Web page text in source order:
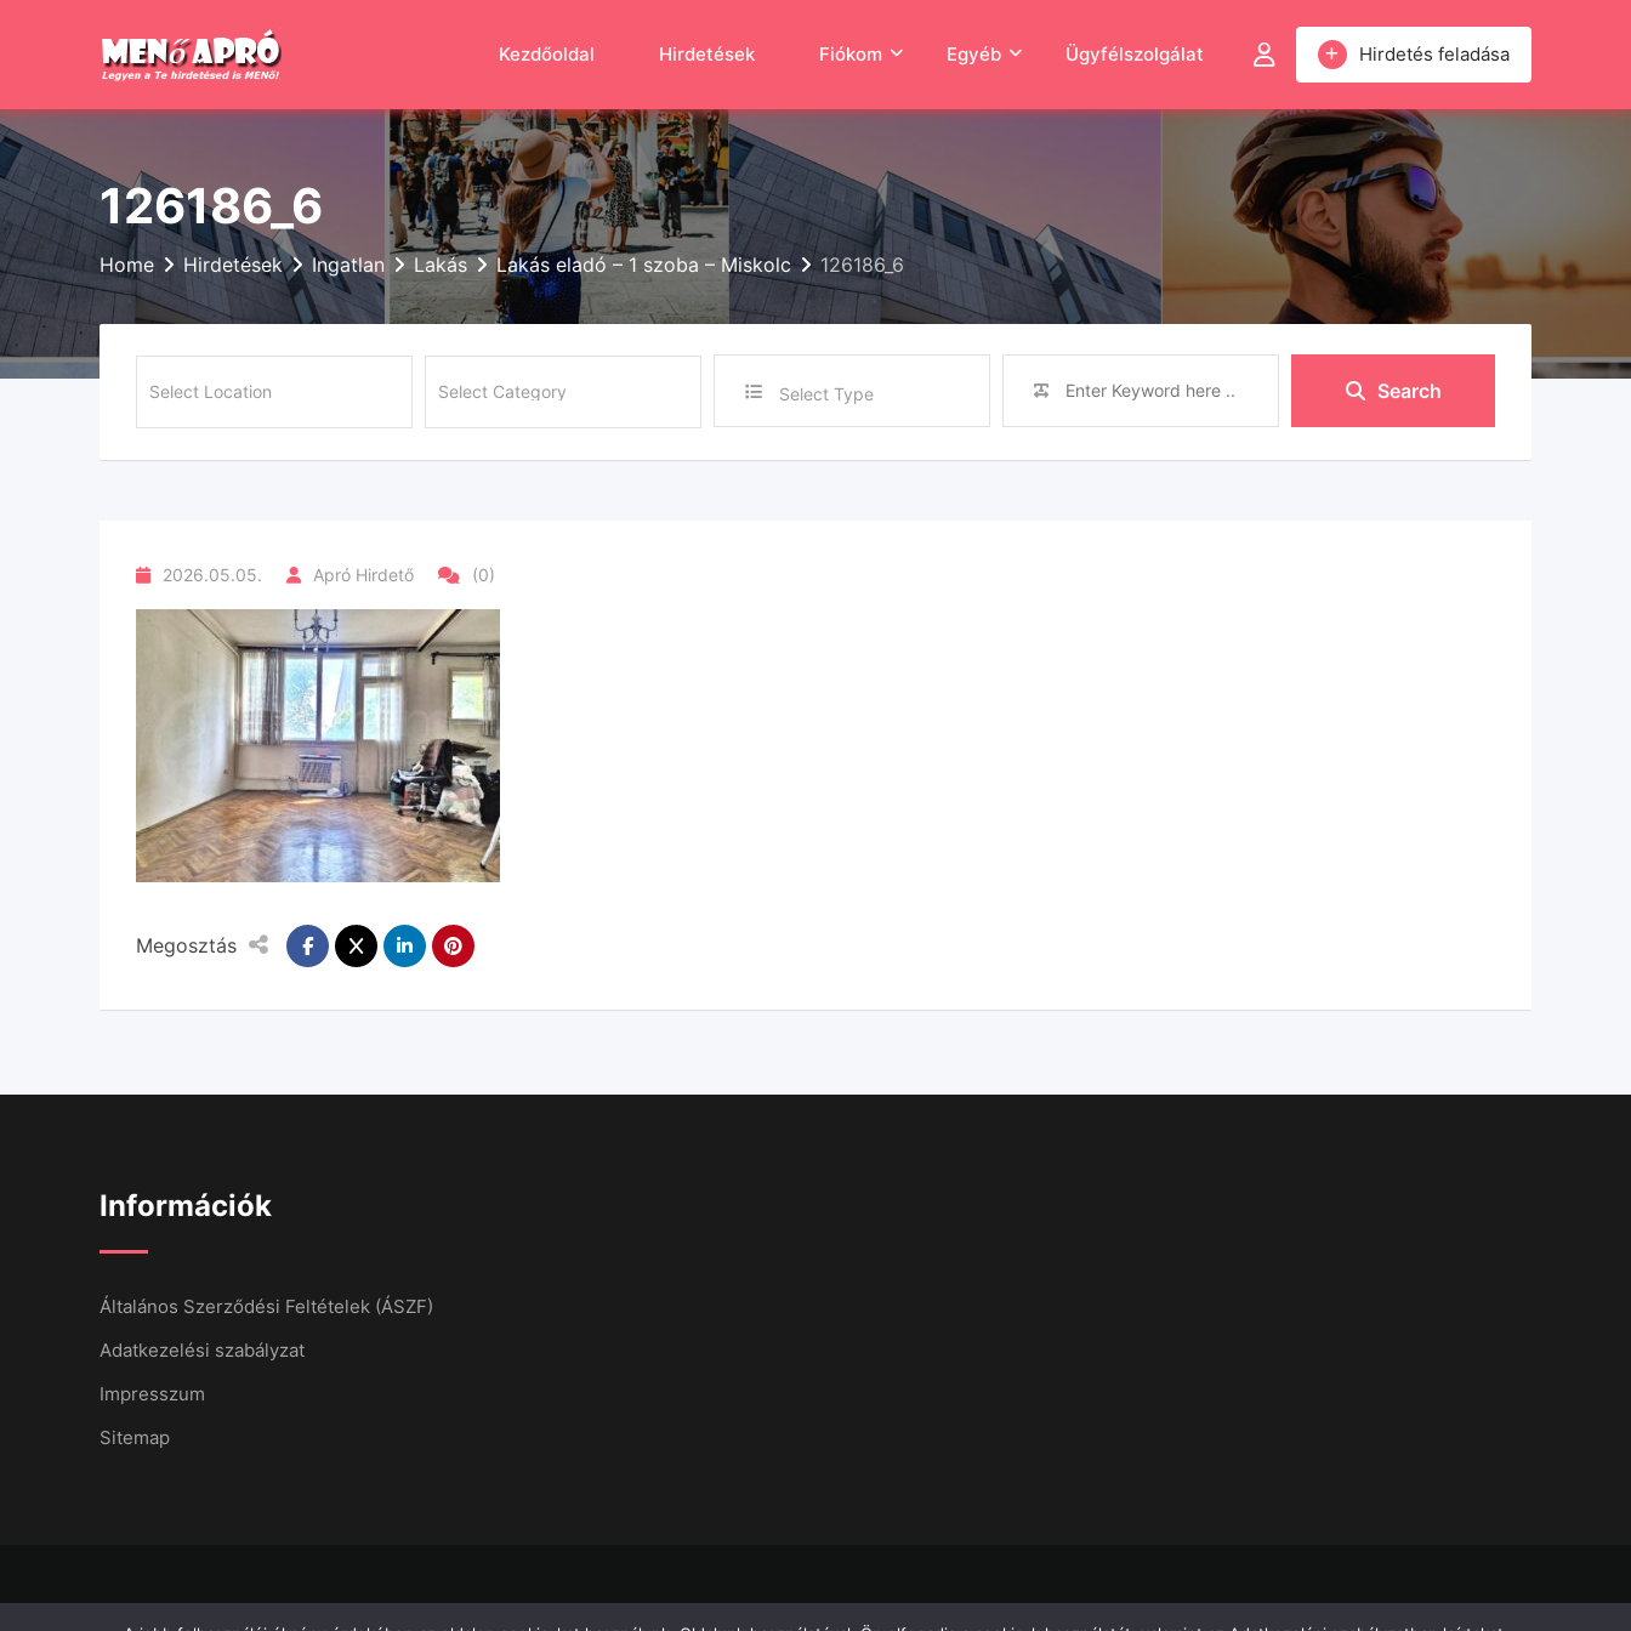
Hirdetés feladása
Kezdőoldal Hirdetések Fiókom Egyéb Ügyfélszolgálat
126186_6
Home Hirdetések Ingatlan Lakás Lakás eladó – 1 szoba – Miskolc 126186_6
Select Type Search
2026.05.05. Apró Hirdető (0)
Megosztás
Információk
Általános Szerződési Feltételek (ÁSZF)
Adatkezelési szabályzat
Impresszum
Sitemap